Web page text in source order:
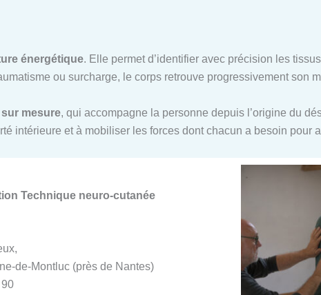
énergétique. Elle permet d’identifier avec précision les
ou surcharge, le corps retrouve progressivement son
mesure, qui accompagne la personne depuis l’origine du
intérieure et à mobiliser les forces dont chacun a besoin pour
Technique neuro-cutanée
de-Montluc (près de Nantes)